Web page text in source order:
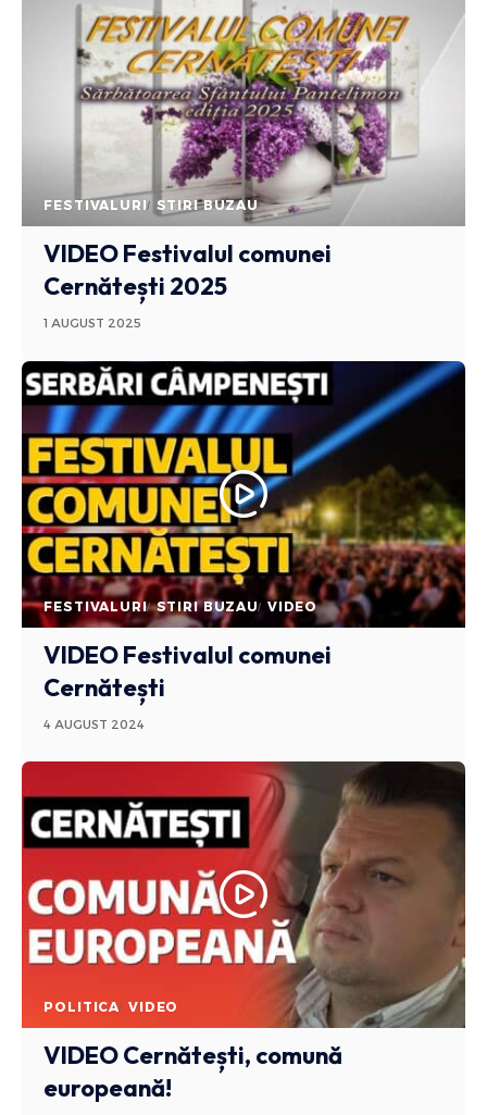
FESTIVALURI STIRI BUZAU
VIDEO Festivalul comunei
Cernătești 2025
1 AUGUST 2025
FESTIVALURI STIRI BUZAU VIDEO
VIDEO Festivalul comunei
Cernătești
4 AUGUST 2024
POLITICA VIDEO
VIDEO Cernătești, comună
europeană!